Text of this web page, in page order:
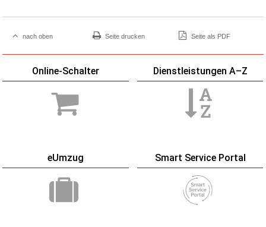
nach oben Seite drucken Seite als PDF
Online-Schalter Dienstleistungen A–Z
eUmzug Smart Service Portal